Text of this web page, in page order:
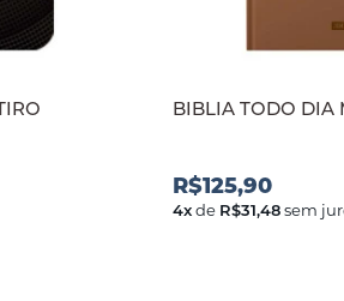
BIBLIA TODO DIA
R$125,90
4xde R$31,48sem